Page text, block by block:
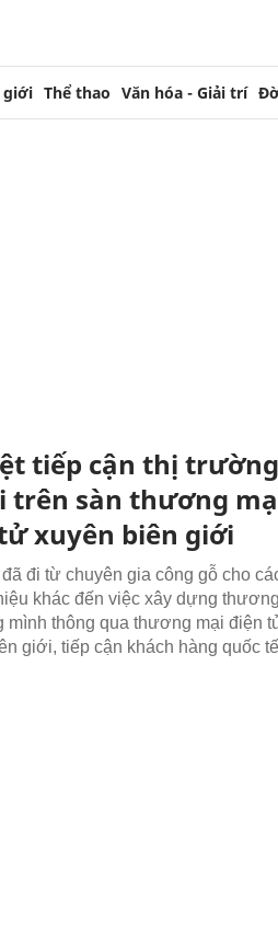
giới Thể thao Văn hóa - Giải trí
tiếp cận thị trường
trên sàn thương
xuyên biên giới
đi từ chuyên gia công gỗ cho
khác đến việc xây dựng
mình thông qua thương mại điện
giới, tiếp cận khách hàng quốc